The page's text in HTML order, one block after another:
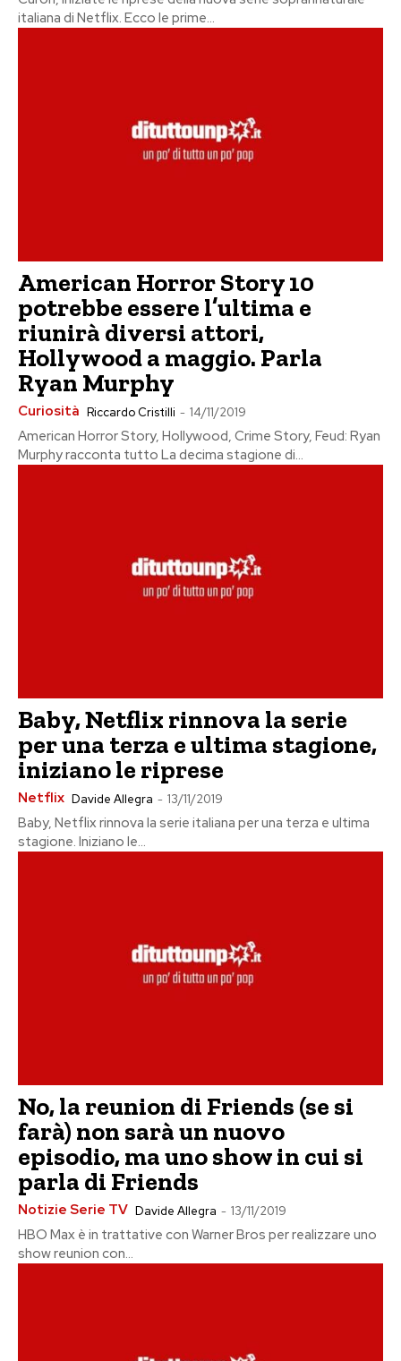
italiana di Netflix. Ecco le prime...
American Horror Story 10
potrebbe essere l’ultima e
riunirà diversi attori,
Hollywood a maggio. Parla
Ryan Murphy
Curiosità Riccardo Cristilli - 14/11/2019
American Horror Story, Hollywood, Crime Story, Feud: Ryan
Murphy racconta tutto La decima stagione di...
Baby, Netflix rinnova la serie
per una terza e ultima stagione,
iniziano le riprese
Netflix Davide Allegra - 13/11/2019
Baby, Netflix rinnova la serie italiana per una terza e ultima
stagione. Iniziano le...
No, la reunion di Friends (se si
farà) non sarà un nuovo
episodio, ma uno show in cui si
parla di Friends
Notizie Serie TV Davide Allegra - 13/11/2019
HBO Max è in trattative con Warner Bros per realizzare uno
show reunion con...